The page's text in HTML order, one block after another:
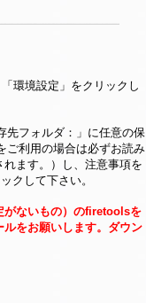
環境設定」をクリックし
先フォルダ：」に任意の保
利用の場合は必ずお読み
ます。）し、注意事項を
クして下さい。
がないもの）のfiretoolsを
をお願いします。ダウン